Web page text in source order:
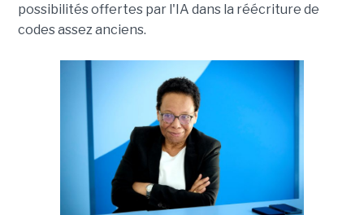
possibilités offertes par l'IA dans la réécriture de
codes assez anciens.